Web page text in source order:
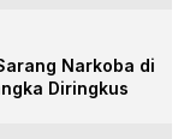
Narkoba di
Diringkus